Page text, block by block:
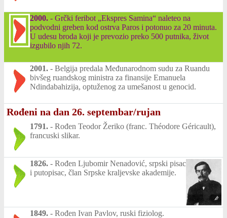
2000. - Grčki feribot „Ekspres Samina“ naleteo na
podvodni greben kod ostrva Paros i potonuo za 20 minuta.
U udesu broda koji je prevozio preko 500 putnika, život
izgubilo njih 72.
2001. - Belgija predala Međunarodnom sudu za Ruandu
bivšeg ruandskog ministra za finansije Emanuela
Ndindabahizija, optuženog za umešanost u genocid.
Rođeni na dan 26. septembar/rujan
1791. - Rođen Teodor Žeriko (franc. Théodore Géricault),
francuski slikar.
1826. - Rođen Ljubomir Nenadović, srpski pisac
i putopisac, član Srpske kraljevske akademije.
1849. - Rođen Ivan Pavlov, ruski fiziolog.